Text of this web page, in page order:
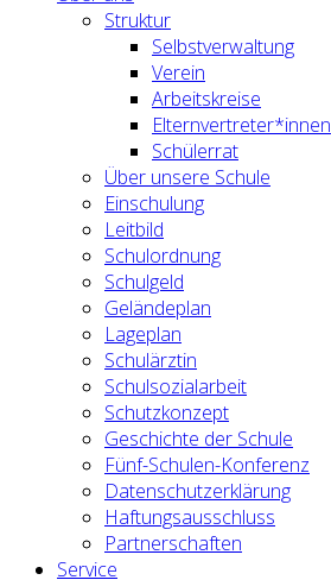
Struktur
Selbstverwaltung
Verein
Arbeitskreise
Elternvertreter*innen
Schülerrat
Über unsere Schule
Einschulung
Leitbild
Schulordnung
Schulgeld
Geländeplan
Lageplan
Schulärztin
Schulsozialarbeit
Schutzkonzept
Geschichte der Schule
Fünf-Schulen-Konferenz
Datenschutzerklärung
Haftungsausschluss
Partnerschaften
Service